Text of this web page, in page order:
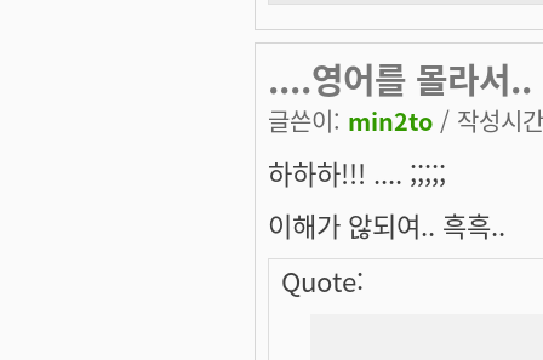
....영어를 몰라
글쓴이: min2to / 작성시
하하하!!! .... ;;;;;
이해가 않되여.. 흑흑..
Quote: